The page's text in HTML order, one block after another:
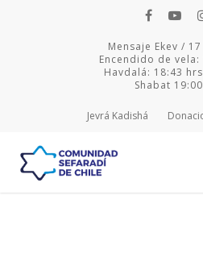
Mensaje Ekev /
Encendido de vela:
Havdalá: 18:43
Shabat
Jevrá Kadishá